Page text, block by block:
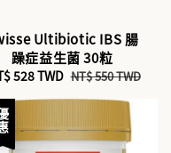
Ultibiotic IBS 腸
躁症益生菌 30粒
528 TWD Regular
price
NT$ 550 TWD